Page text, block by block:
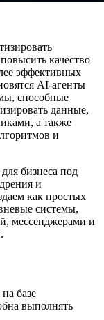
качество
эффективных
AI-агенты
способные
данные,
а также
и
бизнеса под
и
как простых
системы,
мессенджерами и
базе
выполнять